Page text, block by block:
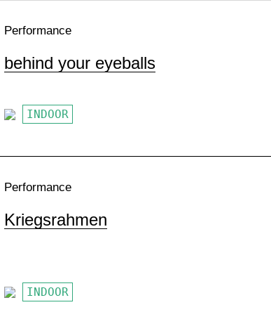
Performance
behind your eyeballs
INDOOR
Performance
Kriegsrahmen
INDOOR